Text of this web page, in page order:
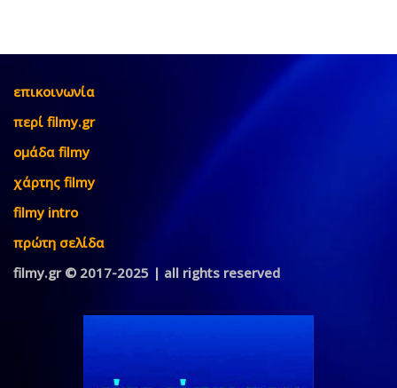
επικοινωνία
περί filmy.gr
ομάδα filmy
χάρτης filmy
filmy intro
πρώτη σελίδα
filmy.gr © 2017-2025 | all rights reserved